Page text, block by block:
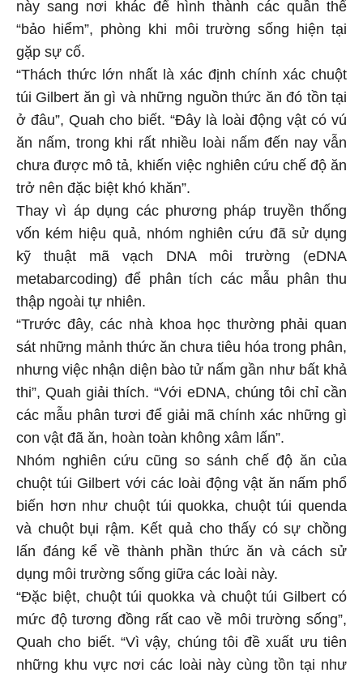
này sang nơi khác để hình thành các quần thể
“bảo hiểm”, phòng khi môi trường sống hiện tại
gặp sự cố.
“Thách thức lớn nhất là xác định chính xác chuột
túi Gilbert ăn gì và những nguồn thức ăn đó tồn tại
ở đâu”, Quah cho biết. “Đây là loài động vật có vú
ăn nấm, trong khi rất nhiều loài nấm đến nay vẫn
chưa được mô tả, khiến việc nghiên cứu chế độ ăn
trở nên đặc biệt khó khăn”.
Thay vì áp dụng các phương pháp truyền thống
vốn kém hiệu quả, nhóm nghiên cứu đã sử dụng
kỹ thuật mã vạch DNA môi trường (eDNA
metabarcoding) để phân tích các mẫu phân thu
thập ngoài tự nhiên.
“Trước đây, các nhà khoa học thường phải quan
sát những mảnh thức ăn chưa tiêu hóa trong phân,
nhưng việc nhận diện bào tử nấm gần như bất khả
thi”, Quah giải thích. “Với eDNA, chúng tôi chỉ cần
các mẫu phân tươi để giải mã chính xác những gì
con vật đã ăn, hoàn toàn không xâm lấn”.
Nhóm nghiên cứu cũng so sánh chế độ ăn của
chuột túi Gilbert với các loài động vật ăn nấm phổ
biến hơn như chuột túi quokka, chuột túi quenda
và chuột bụi rậm. Kết quả cho thấy có sự chồng
lấn đáng kể về thành phần thức ăn và cách sử
dụng môi trường sống giữa các loài này.
“Đặc biệt, chuột túi quokka và chuột túi Gilbert có
mức độ tương đồng rất cao về môi trường sống”,
Quah cho biết. “Vì vậy, chúng tôi đề xuất ưu tiên
những khu vực nơi các loài này cùng tồn tại như